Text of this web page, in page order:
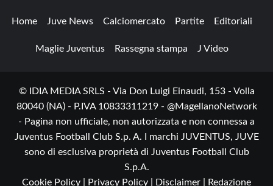
Home Juve News Calciomercato Partite Editoriali
Maglie Juventus Rassegna stampa J Video
© IDIA MEDIA SRLS - Via Don Luigi Einaudi, 153 - Volla
80040 (NA) - P.IVA 10833311219 - @MagellanoNetwork
- Pagina non ufficiale, non autorizzata e non connessa a
Juventus Football Club S.p. A. I marchi JUVENTUS, JUVE
sono di esclusiva proprietà di Juventus Football Club
S.p.A.
Cookie Policy |
Privacy Policy | Disclaimer | Redazione